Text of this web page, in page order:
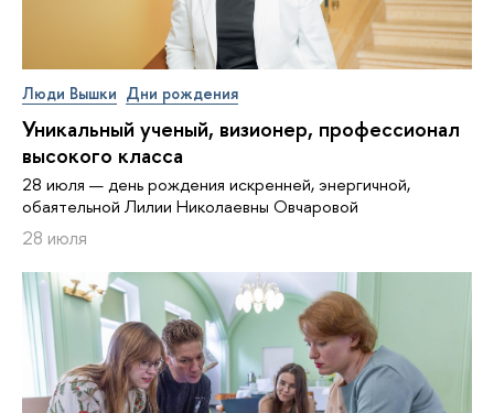
Люди Вышки Дни рождения
Уникальный ученый, визионер, про­фес­си­о­нал
высокого класса
28 июля — день рождения искренней, энергичной,
обаятельной Лилии Николаевны Овчаровой
28 июля